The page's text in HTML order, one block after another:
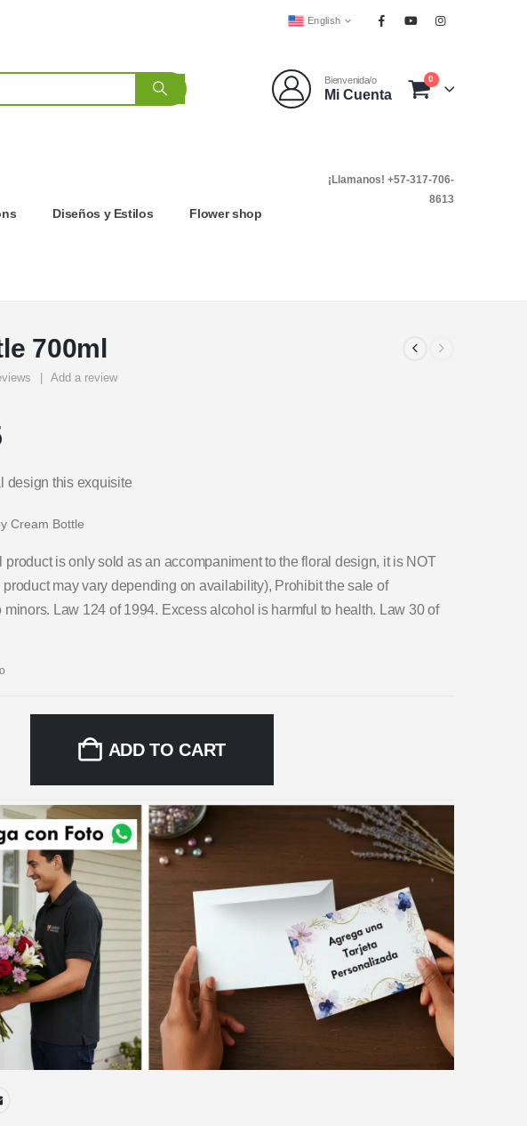
English
Bienvenida/o
Mi Cuenta
0
Diseños y Estilos Flower shop
¡Llamanos! +57-317-706-
8613
700ml
| Add a review
design this exquisite
Cream Bottle
is only sold as an accompaniment to the floral design, it is NOT
may vary depending on availability), Prohibit the sale of
Law 124 of 1994. Excess alcohol is harmful to health. Law 30 of
ADD TO CART